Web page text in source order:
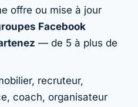
offre ou mise à jour
Facebook
— de 5 à plus de
recruteur,
coach, organisateur